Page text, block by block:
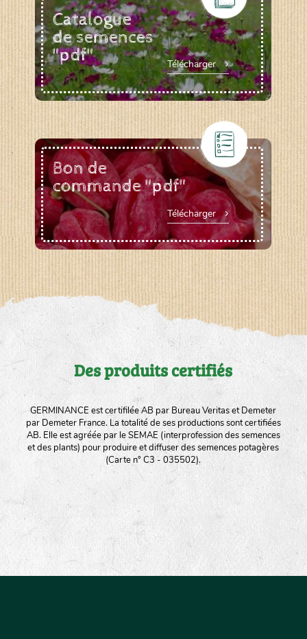
Catalogue
de semences
"pdf"
Télécharger
Bon de
commande "pdf"
Télécharger
Des produits certifiés
GERMINANCE est certifilée AB par Bureau Veritas et Demeter
par Demeter France. La totalité de ses productions sont certifiées
AB. Elle est agréée par le SEMAE (interprofession des semences
et des plants) pour produire et diffuser des semences potagères
(Carte n° C3 - 035502).